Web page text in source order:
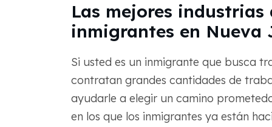
Las mejores industrias
inmigrantes en Nueva
Si usted es un inmigrante que busca
contratan grandes cantidades de
ayudarle a elegir un camino
en los que los inmigrantes ya están